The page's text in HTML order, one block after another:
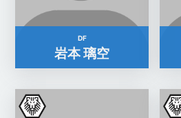
DF
岩本 璃空